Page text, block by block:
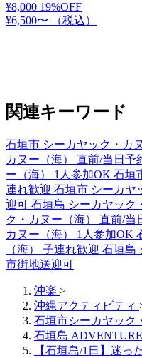
¥8,000 19%OFF
¥6,500〜
（税込）
関連キーワード
石垣市 シーカヤック・カ
カヌー（海） 直前/当日予
ー（海） 1人参加OK 石垣
連れ歓迎 石垣市 シーカヤ
迎可 石垣島 シーカヤック
ク・カヌー（海） 直前/当
カヌー（海） 1人参加OK
（海） 子連れ歓迎 石垣島
市街地送迎可
沖楽 >
沖縄アクティビティ
石垣市シーカヤック
石垣島
【石垣島/1日】迷っ